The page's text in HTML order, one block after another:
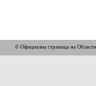
© Официална страница на